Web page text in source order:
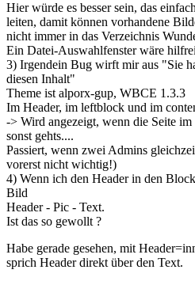
Hier würde es besser sein, das
leiten, damit können vorhandene
nicht immer in das Verzeichnis
Ein Datei-Auswahlfenster wäre
3) Irgendein Bug wirft mir aus "Sie
diesen Inhalt"
Theme ist alporx-gup, WBCE 1.3.3
Im Header, im leftblock und im
-> Wird angezeigt, wenn die Seite
sonst gehts....
Passiert, wenn zwei Admins
vorerst nicht wichtig!)
4) Wenn ich den Header in den
Bild
Header - Pic - Text.
Ist das so gewollt ?
Habe gerade gesehen, mit
sprich Header direkt über den Text.